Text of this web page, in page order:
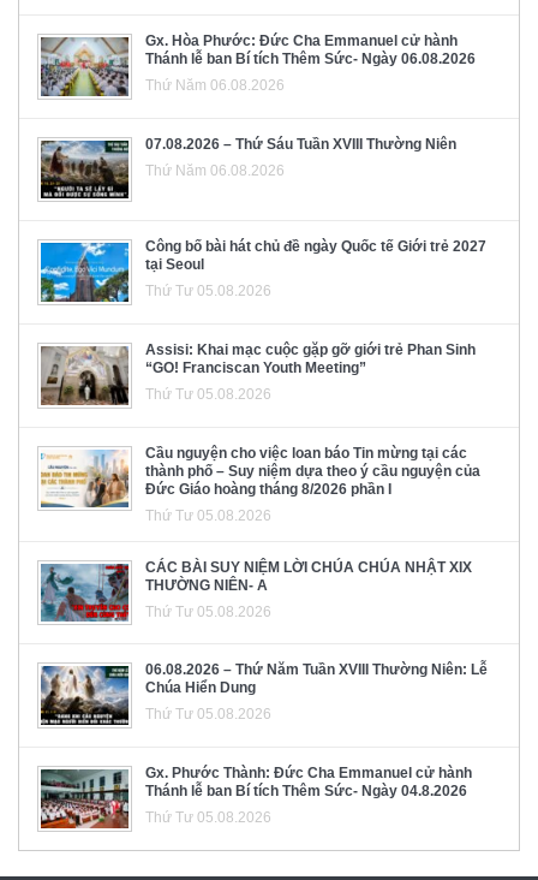
Gx. Hòa Phước: Đức Cha Emmanuel cử hành
Thánh lễ ban Bí tích Thêm Sức- Ngày 06.08.2026
Thứ Năm 06.08.2026
07.08.2026 – Thứ Sáu Tuần XVIII Thường Niên
Thứ Năm 06.08.2026
Công bố bài hát chủ đề ngày Quốc tế Giới trẻ 2027
tại Seoul
Thứ Tư 05.08.2026
Assisi: Khai mạc cuộc gặp gỡ giới trẻ Phan Sinh
“GO! Franciscan Youth Meeting”
Thứ Tư 05.08.2026
Cầu nguyện cho việc loan báo Tin mừng tại các
thành phố – Suy niệm dựa theo ý cầu nguyện của
Đức Giáo hoàng tháng 8/2026 phần I
Thứ Tư 05.08.2026
CÁC BÀI SUY NIỆM LỜI CHÚA CHÚA NHẬT XIX
THƯỜNG NIÊN- A
Thứ Tư 05.08.2026
06.08.2026 – Thứ Năm Tuần XVIII Thường Niên: Lễ
Chúa Hiển Dung
Thứ Tư 05.08.2026
Gx. Phước Thành: Đức Cha Emmanuel cử hành
Thánh lễ ban Bí tích Thêm Sức- Ngày 04.8.2026
Thứ Tư 05.08.2026